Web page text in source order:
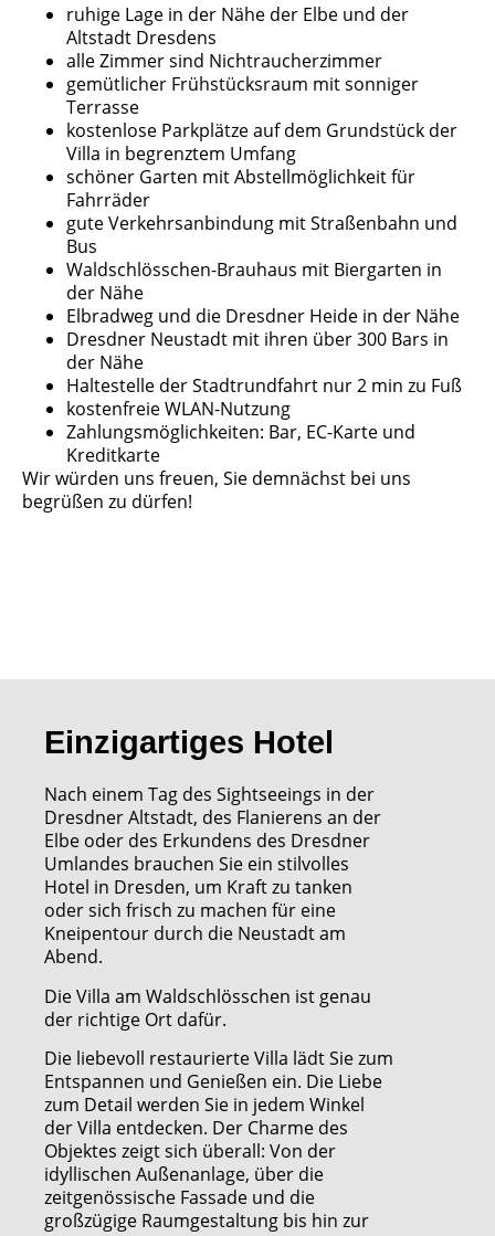
ruhige Lage in der Nähe der Elbe und der
Altstadt Dresdens
alle Zimmer sind Nichtraucherzimmer
gemütlicher Frühstücksraum mit sonniger
Terrasse
kostenlose Parkplätze auf dem Grundstück der
Villa in begrenztem Umfang
schöner Garten mit Abstellmöglichkeit für
Fahrräder
gute Verkehrsanbindung mit Straßenbahn und
Bus
Waldschlösschen-Brauhaus mit Biergarten in
der Nähe
Elbradweg und die Dresdner Heide in der Nähe
Dresdner Neustadt mit ihren über 300 Bars in
der Nähe
Haltestelle der Stadtrundfahrt nur 2 min zu Fuß
kostenfreie WLAN-Nutzung
Zahlungsmöglichkeiten: Bar, EC-Karte und
Kreditkarte
Wir würden uns freuen, Sie demnächst bei uns
begrüßen zu dürfen!
Einzigartiges Hotel
Nach einem Tag des Sightseeings in der
Dresdner Altstadt, des Flanierens an der
Elbe oder des Erkundens des Dresdner
Umlandes brauchen Sie ein stilvolles
Hotel in Dresden, um Kraft zu tanken
oder sich frisch zu machen für eine
Kneipentour durch die Neustadt am
Abend.
Die Villa am Waldschlösschen ist genau
der richtige Ort dafür.
Die liebevoll restaurierte Villa lädt Sie zum
Entspannen und Genießen ein. Die Liebe
zum Detail werden Sie in jedem Winkel
der Villa entdecken. Der Charme des
Objektes zeigt sich überall: Von der
idyllischen Außenanlage, über die
zeitgenössische Fassade und die
großzügige Raumgestaltung bis hin zur